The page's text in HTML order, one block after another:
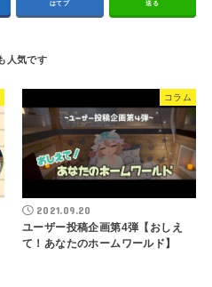
はてブ 送る
コラム
2021.09.20
ユーザー投稿企画第4弾【おしえ
て！あなたのホームワールド】